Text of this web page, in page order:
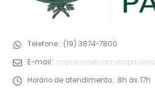
Telefone:: (19) 3874-7800
E-mail::
Horário de atendimento:: 8h às 17h